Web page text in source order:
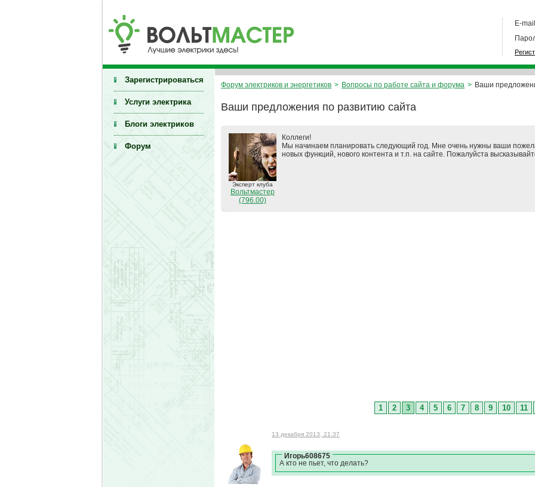
E-
Зарегистрироваться
Услуги электрика
Блоги электриков
Форум
Форум электриков и энергетиков > Вопросы по работе сайта и форума > Ваши
Ваши предложения по развитию сайта
Эксперт клуба
Вольтмастер
(796.00)
Коллеги!
Мы начинаем планировать следующий год. Мне очень нужны ваши
новых функций, нового контента и т.п. на сайте. Пожалуйста
1 2 3 4 5 6 7 8 9 10 11
13 декабря 2013, 21:37
Игорь608675
А кто не пьет, что делать?